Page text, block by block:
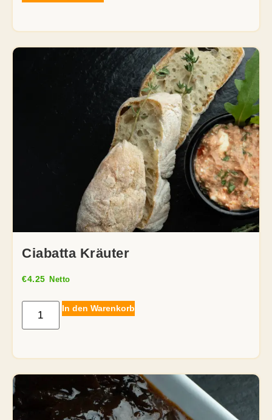
Ciabatta Kräuter
€4.25 Netto
In den Warenkorb